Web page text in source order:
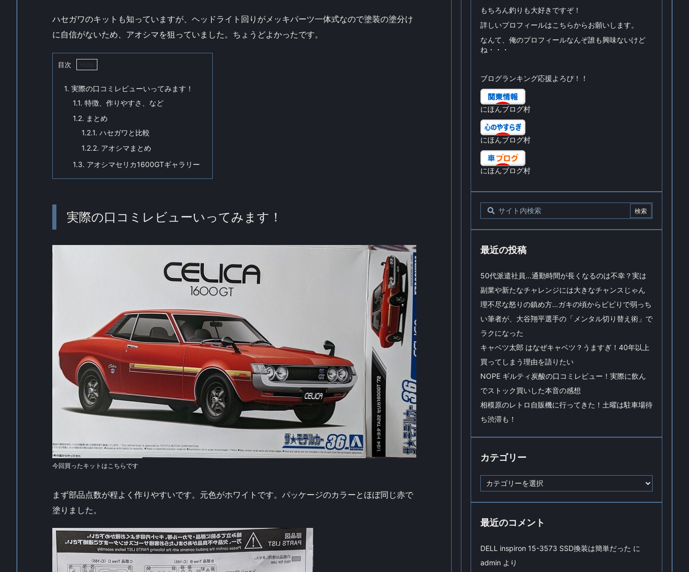
ハセガワのキットも知っていますが、ヘッドライト回りがメッキパーツ一体式なので塗装の塗分け
に自信がないため、アオシマを狙っていました。ちょうどよかったです。
目次
1. 実際の口コミレビューいってみます！
1.1. 特徴、作りやすさ、など
1.2. まとめ
1.2.1. ハセガワと比較
1.2.2. アオシマまとめ
1.3. アオシマセリカ1600GTギャラリー
実際の口コミレビューいってみます！
今回買ったキットはこちらです
まず部品点数が程よく作りやすいです。元色がホワイトです。パッケージのカラーとほぼ同じ赤で
塗りました。
もちろん釣りも大好きですぞ！
詳しいプロフィールはこちらからお願いします。
なんて、俺のプロフィールなんぞ誰も興味ないけど
ね・・・
ブログランキング応援よろぴ！！
にほんブログ村
にほんブログ村
にほんブログ村
最近の投稿
50代派遣社員…通勤時間が長くなるのは不幸？実は
副業や新たなチャレンジには大きなチャンスじゃん
理不尽な怒りの鎮め方…ガキの頃からビビりで弱っち
い筆者が、大谷翔平選手の「メンタル切り替え術」で
ラクになった
キャベツ太郎 はなぜキャベツ？うますぎ！40年以上
買ってしまう理由を語りたい
NOPE ギルティ炭酸の口コミレビュー！実際に飲ん
でストック買いした本音の感想
相模原のレトロ自販機に行ってきた！土曜は駐車場待
ち渋滞も！
カテゴリー
テ
ー
最近のコメント
DELL inspiron 15-3573 SSD換装は簡単だった に
admin より